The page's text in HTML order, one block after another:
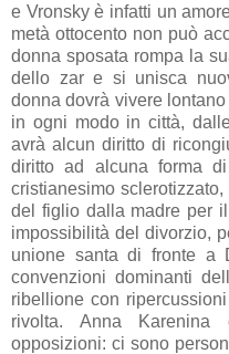
e Vronsky è infatti un
metà ottocento non può
donna sposata rompa la
dello zar e si unisca
donna dovrà vivere
in ogni modo in città,
avrà alcun diritto di
diritto ad alcuna forma
cristianesimo
del figlio dalla madre per
impossibilità del divorzio,
unione santa di fronte a
convenzioni dominanti
ribellione con
rivolta. Anna
opposizioni: ci sono